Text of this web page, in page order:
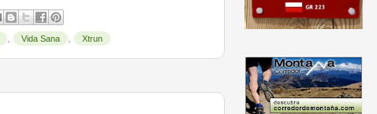
, Vida Sana , Xtrun